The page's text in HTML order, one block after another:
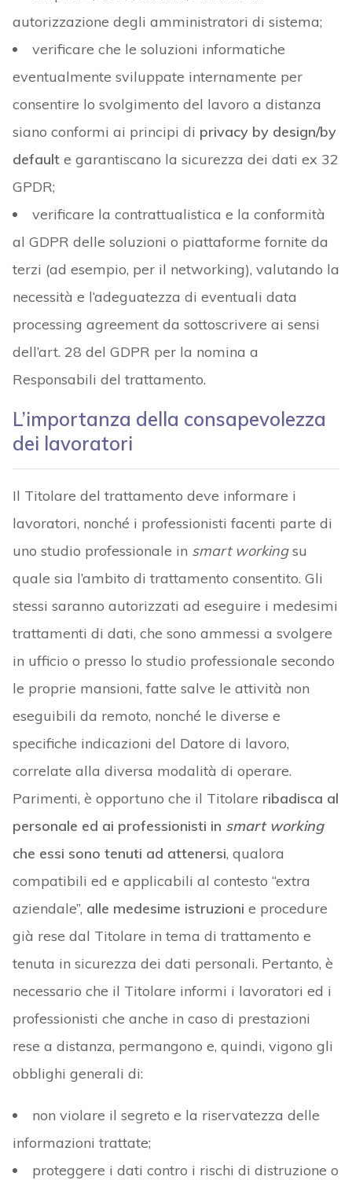
autorizzazione degli amministratori di sistema;
verificare che le soluzioni informatiche
eventualmente sviluppate internamente per
consentire lo svolgimento del lavoro a distanza
siano conformi ai principi di privacy by design/by
default e garantiscano la sicurezza dei dati ex 32
GPDR;
verificare la contrattualistica e la conformità
al GDPR delle soluzioni o piattaforme fornite da
terzi (ad esempio, per il networking), valutando la
necessità e l‘adeguatezza di eventuali data
processing agreement da sottoscrivere ai sensi
dell’art. 28 del GDPR per la nomina a
Responsabili del trattamento.
L’importanza della consapevolezza
dei lavoratori
Il Titolare del trattamento deve informare i
lavoratori, nonché i professionisti facenti parte di
uno studio professionale in smart workingsu
quale sia l’ambito di trattamento consentito. Gli
stessi saranno autorizzati ad eseguire i medesimi
trattamenti di dati, che sono ammessi a svolgere
in ufficio o presso lo studio professionale secondo
le proprie mansioni, fatte salve le attività non
eseguibili da remoto, nonché le diverse e
specifiche indicazioni del Datore di lavoro,
correlate alla diversa modalità di operare.
Parimenti, è opportuno che il Titolare ribadisca al
personale ed ai professionisti in smart working
che essi sono tenuti ad attenersi, qualora
compatibili ed e applicabili al contesto “extra
aziendale”, alle medesime istruzioni e procedure
già rese dal Titolare in tema di trattamento e
tenuta in sicurezza dei dati personali. Pertanto, è
necessario che il Titolare informi i lavoratori ed i
professionisti che anche in caso di prestazioni
rese a distanza, permangono e, quindi, vigono gli
obblighi generali di:
non violare il segreto e la riservatezza delle
informazioni trattate;
proteggere i dati contro i rischi di distruzione o